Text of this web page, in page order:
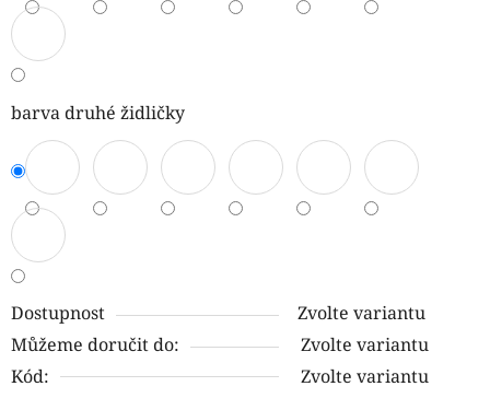
barva druhé židličky
Dostupnost
Zvolte variantu
Můžeme doručit do:
Zvolte variantu
Kód:
Zvolte variantu